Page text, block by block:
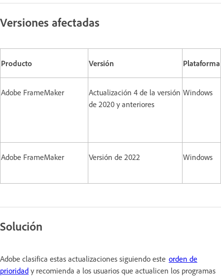
Versiones afectadas
Producto Versión Plataforma
Adobe FrameMaker
Actualización 4 de la versión
de 2020 y anteriores
Windows
Adobe FrameMaker Versión de 2022 Windows
Solución
Adobe clasifica estas actualizaciones siguiendo este orden de
prioridad y recomienda a los usuarios que actualicen los programas